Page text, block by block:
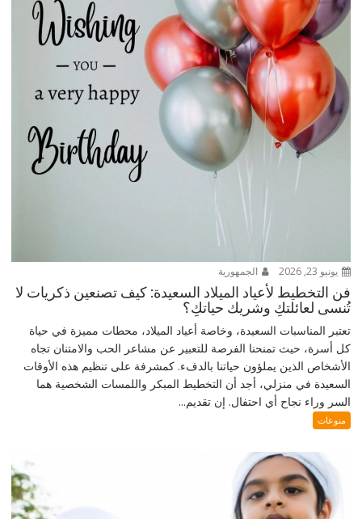
يونيو 23, 2026 الجمهورية
فن التخطيط لأعياد الميلاد السعيدة: كيف تصنعين ذكريات لا
تُنسى لعائلتكِ وشريك حياتكِ؟
تعتبر المناسبات السعيدة، وخاصة أعياد الميلاد، محطات مميزة في حياة
كل أسرة، حيث تمنحنا الفرصة للتعبير عن مشاعر الحب والامتنان تجاه
الأشخاص الذين يملؤون حياتنا بالدفء. كمشرفة على تنظيم هذه الأوقات
السعيدة في منزلي، أجد أن التخطيط المبكر واللمسات الشخصية هما
السر وراء نجاح أي احتفال. إن تقديم...
منوعات